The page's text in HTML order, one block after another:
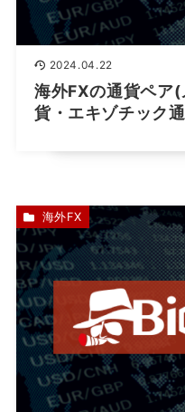
2024.04.22
海外FXの通貨ペア
貨・エキゾチック
海外FX